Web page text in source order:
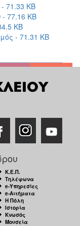
71.33 KB
77.16 KB
KB
- 71.31 KB
Κ.Ε.Π.
Τηλέφωνα
e-Υπηρεσίες
e-Αιτήματα
Η Πόλη
Ιστορία
Κνωσός
Μουσεία